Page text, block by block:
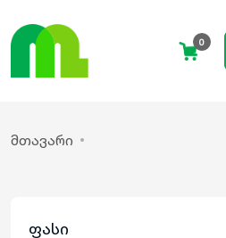
0
მთავარი
ფასი